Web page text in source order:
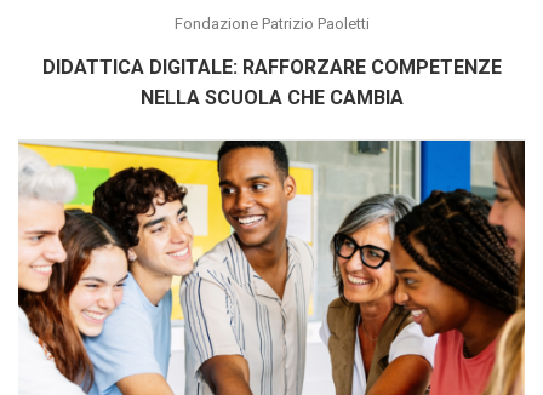
Fondazione Patrizio Paoletti
DIDATTICA DIGITALE: RAFFORZARE COMPETENZE
NELLA SCUOLA CHE CAMBIA